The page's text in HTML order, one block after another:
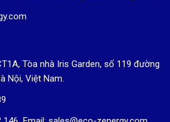
Tòa nhà Iris Garden, số 119 đường
Nội, Việt Nam.